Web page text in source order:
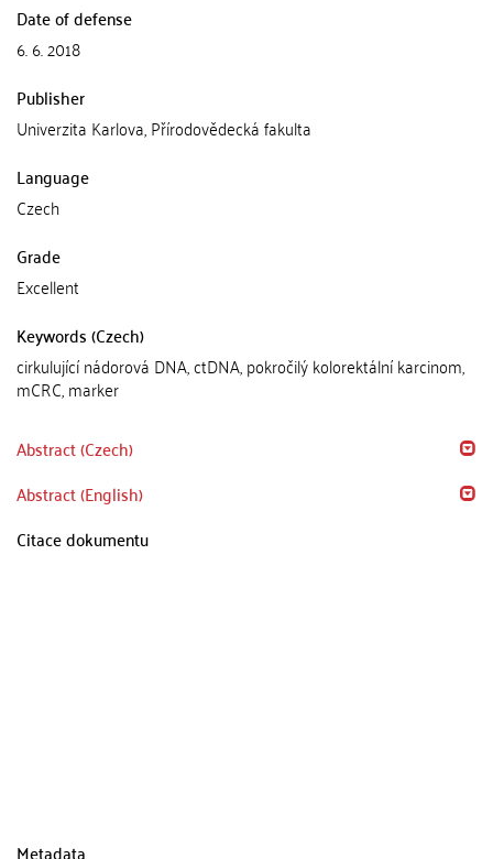
Date of defense
6. 6. 2018
Publisher
Univerzita Karlova, Přírodovědecká fakulta
Language
Czech
Grade
Excellent
Keywords (Czech)
cirkulující nádorová DNA, ctDNA, pokročilý kolorektální karcinom,
mCRC, marker
Abstract (Czech)
Abstract (English)
Citace dokumentu
Metadata